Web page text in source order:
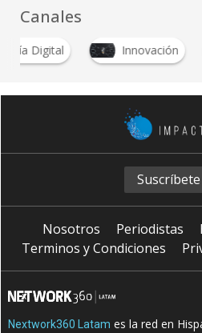
Canales
Digital Innovación
Suscríbete
Nosotros Periodistas
Terminos y Condiciones
Nextwork360 Latam es la red en